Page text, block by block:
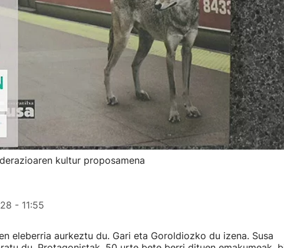
kultur proposamena
- 11:55
eleberria aurkeztu du. Gari eta Goroldiozko du izena. Susa